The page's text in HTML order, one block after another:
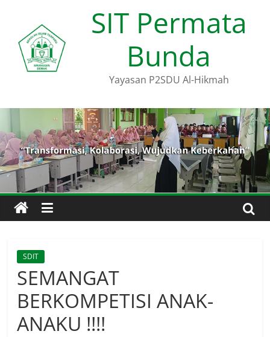
content
SIT Permata
Bunda
Yayasan P2SDU Al-Hikmah
SDIT
SEMANGAT
BERKOMPETISI ANAK-
ANAKU !!!!